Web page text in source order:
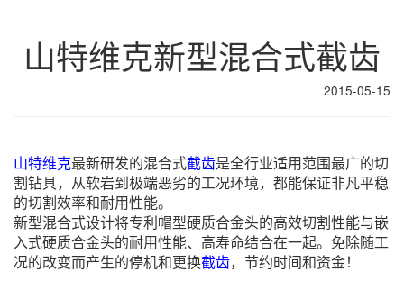
山特维克新型混合式截齿
2015-05-15
山特维克最新研发的混合式截齿是全行业适用范围最广的切
割钻具，从软岩到极端恶劣的工况环境，都能保证非凡平稳
的切割效率和耐用性能。
新型混合式设计将专利帽型硬质合金头的高效切割性能与嵌
入式硬质合金头的耐用性能、高寿命结合在一起。免除随工
况的改变而产生的停机和更换截齿，节约时间和资金！